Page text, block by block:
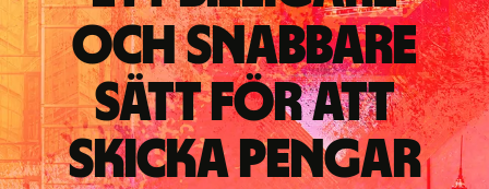
och snabbare
sätt för att
skicka pengar